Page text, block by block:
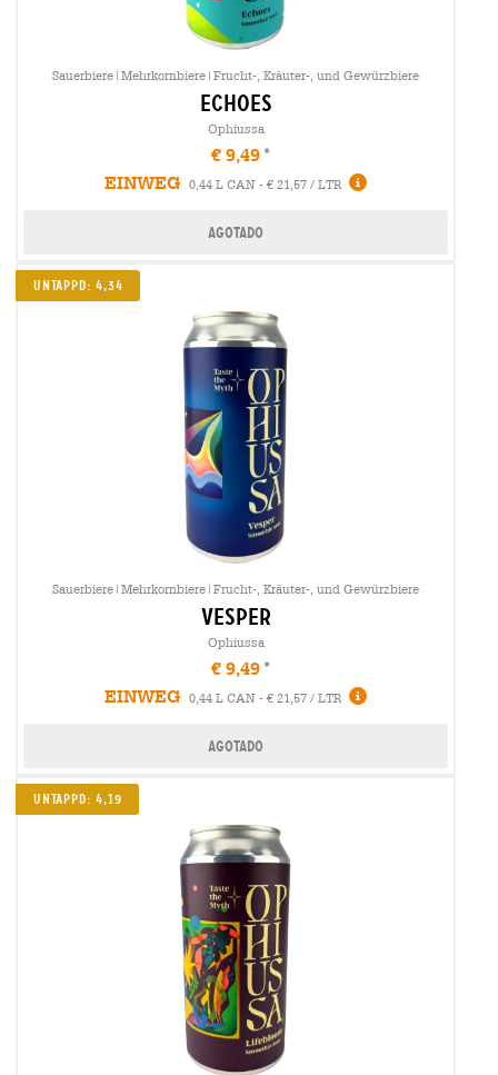
Sauerbiere|Mehrkornbiere|Frucht-, Kräuter-, und Gewürzbiere
echoes
Ophiussa
€ 9,49
EINWEG
0,44 L CAN - € 21,57 / LTR
Agotado
UNTAPPD: 4,34
Sauerbiere|Mehrkornbiere|Frucht-, Kräuter-, und Gewürzbiere
vesper
Ophiussa
€ 9,49
EINWEG
0,44 L CAN - € 21,57 / LTR
Agotado
Untappd: 4,19